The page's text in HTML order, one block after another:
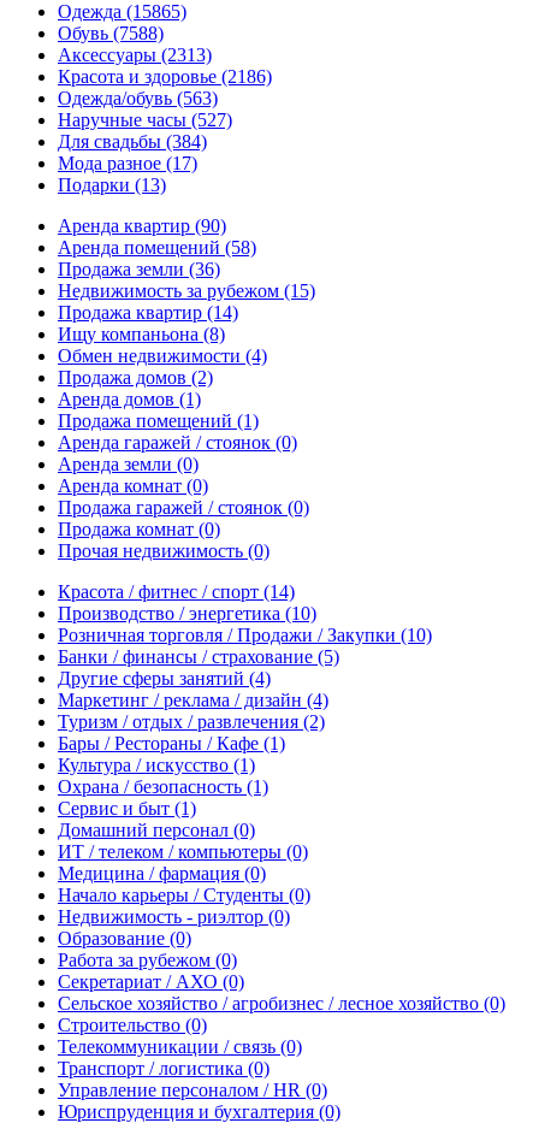
Одежда (15865)
Обувь (7588)
Аксессуары (2313)
Красота и здоровье (2186)
Одежда/обувь (563)
Наручные часы (527)
Для свадьбы (384)
Мода разное (17)
Подарки (13)
Аренда квартир (90)
Аренда помещений (58)
Продажа земли (36)
Недвижимость за рубежом (15)
Продажа квартир (14)
Ищу компаньона (8)
Обмен недвижимости (4)
Продажа домов (2)
Аренда домов (1)
Продажа помещений (1)
Аренда гаражей / стоянок (0)
Аренда земли (0)
Аренда комнат (0)
Продажа гаражей / стоянок (0)
Продажа комнат (0)
Прочая недвижимость (0)
Красота / фитнес / спорт (14)
Производство / энергетика (10)
Розничная торговля / Продажи / Закупки (10)
Банки / финансы / страхование (5)
Другие сферы занятий (4)
Маркетинг / реклама / дизайн (4)
Туризм / отдых / развлечения (2)
Бары / Рестораны / Кафе (1)
Культура / искусство (1)
Охрана / безопасность (1)
Сервис и быт (1)
Домашний персонал (0)
ИТ / телеком / компьютеры (0)
Медицина / фармация (0)
Начало карьеры / Студенты (0)
Недвижимость - риэлтор (0)
Образование (0)
Работа за рубежом (0)
Секретариат / АХО (0)
Сельское хозяйство / агробизнес / лесное хозяйство (0)
Строительство (0)
Телекоммуникации / связь (0)
Транспорт / логистика (0)
Управление персоналом / HR (0)
Юриспруденция и бухгалтерия (0)